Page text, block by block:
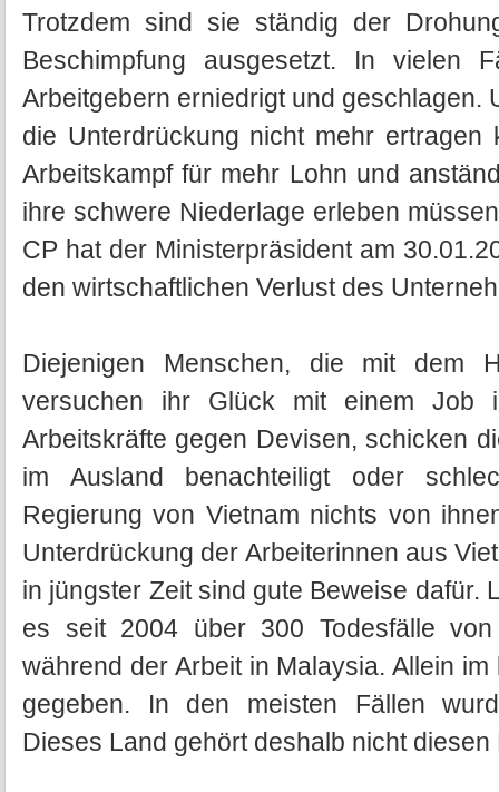
Trotzdem sind sie ständig der
Beschimpfung ausgesetzt. In vielen
Arbeitgebern erniedrigt und geschlagen.
die Unterdrückung nicht mehr
Arbeitskampf für mehr Lohn und
ihre schwere Niederlage erleben
CP hat der Ministerpräsident am
den wirtschaftlichen Verlust des
Diejenigen Menschen, die mit dem
versuchen ihr Glück mit einem Job
Arbeitskräfte gegen Devisen, schicken
im Ausland benachteiligt oder
Regierung von Vietnam nichts von
Unterdrückung der Arbeiterinnen aus
in jüngster Zeit sind gute Beweise dafür.
es seit 2004 über 300 Todesfälle von
während der Arbeit in Malaysia. Allein
gegeben. In den meisten Fällen
Dieses Land gehört deshalb nicht diesen